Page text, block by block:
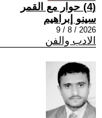
(4) حوار مع القمر
سينو إبراهيم
2026 / 8 / 9
الادب والفن